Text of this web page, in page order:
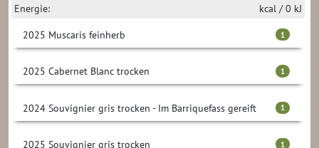
Energie:
kcal / 0 kJ
2025 Muscaris feinherb
1
2025 Cabernet Blanc trocken 1
2024 Souvignier gris trocken - Im Barriquefass gereift 1
2025 Souvignier gris trocken 1